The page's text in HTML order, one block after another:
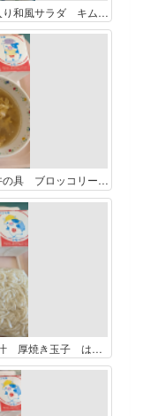
4月23日 ご飯 牛乳 かつおカツ チキン入り和風サラダ キムチ豚汁
4月24日 麦ご飯 牛乳 野菜入りスタミナ丼の具 ブロッコリーのおかか和え じゃがいもと卵のスープ 国産パインゼリー
４月25日 ソフト麺 牛乳 カレーうどんの汁 厚焼き玉子 はすのさんばい